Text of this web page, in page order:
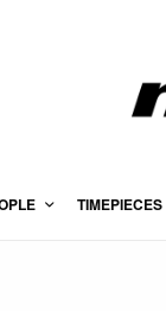
TIMEPIECES